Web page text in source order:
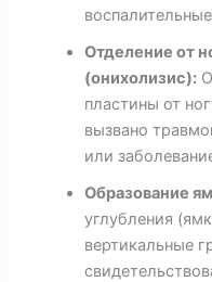
Отделение от
(онихолизис):
пластины от
вызвано
или
Образование
углубления
вертикальные